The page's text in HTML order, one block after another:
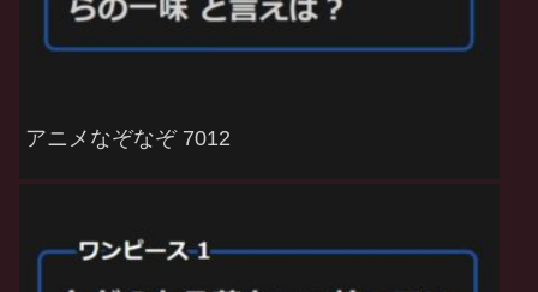
アニメなぞなぞ 7012